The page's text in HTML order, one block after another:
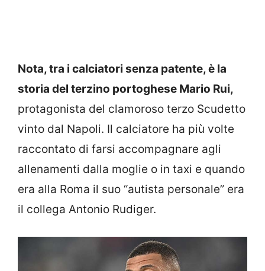
Nota, tra i calciatori senza patente, è la
storia del terzino portoghese Mario Rui,
protagonista del clamoroso terzo Scudetto
vinto dal Napoli. Il calciatore ha più volte
raccontato di farsi accompagnare agli
allenamenti dalla moglie o in taxi e quando
era alla Roma il suo “autista personale” era
il collega Antonio Rudiger.